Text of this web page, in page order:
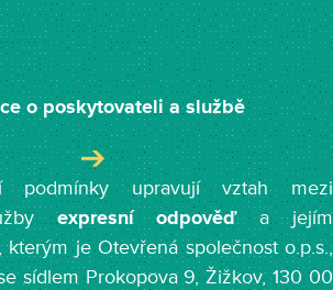
o poskytovateli a službě
podmínky upravují vztah mezi
expresní odpověďa jejím
kterým je Otevřená společnost o.p.s.,
sídlem Prokopova 9, Žižkov, 130 00